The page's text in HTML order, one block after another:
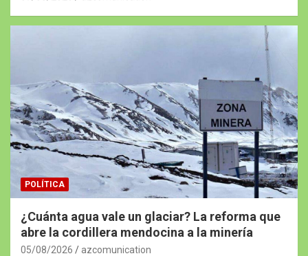
POLÍTICA
¿Cuánta agua vale un glaciar? La reforma que
abre la cordillera mendocina a la minería
05/08/2026 azcomunication